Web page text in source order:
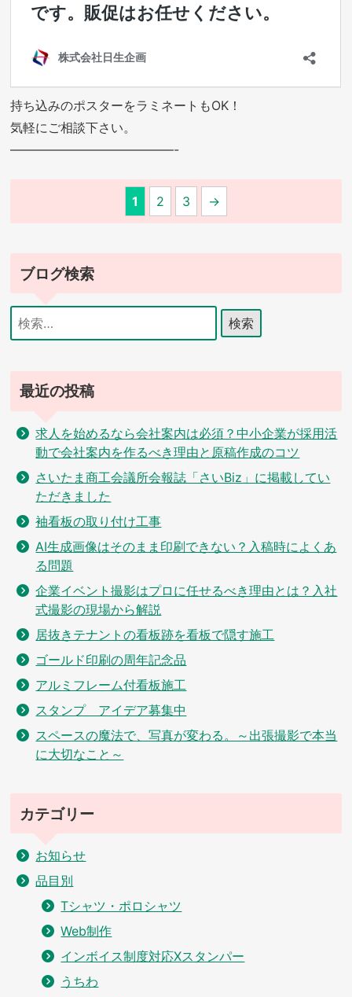
持ち込みのポスターをラミネートもOK！
気軽にご相談下さい。
—————————————-
1 2 3 →
ブログ検索
検
索:
最近の投稿
求人を始めるなら会社案内は必須？中小企業が採用活
動で会社案内を作るべき理由と原稿作成のコツ
さいたま商工会議所会報誌「さいBiz」に掲載してい
ただきました
袖看板の取り付け工事
AI生成画像はそのまま印刷できない？入稿時によくあ
る問題
企業イベント撮影はプロに任せるべき理由とは？入社
式撮影の現場から解説
居抜きテナントの看板跡を看板で隠す施工
ゴールド印刷の周年記念品
アルミフレーム付看板施工
スタンプ アイデア募集中
スペースの魔法で、写真が変わる。～出張撮影で本当
に大切なこと～
カテゴリー
お知らせ
品目別
Tシャツ・ポロシャツ
Web制作
インボイス制度対応Xスタンパー
うちわ